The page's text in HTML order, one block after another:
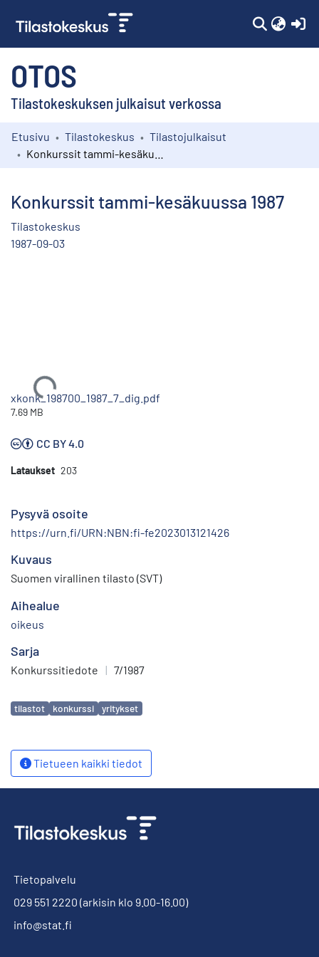
OTOS
Tilastokeskuksen julkaisut verkossa
Kokoelmat
Etusivu Tilastokeskus
Tilastojulkaisut
Konkurssit tammi-kesäkuussa 1987
Tilastokeskus
1987-09-03
Ladataan...
xkonk_198700_1987_7_dig.pdf
7.69 MB
CC BY 4.0
Lataukset 203
Pysyvä osoite
https://urn.fi/URN:NBN:fi-fe2023013121426
Kuvaus
Suomen virallinen tilasto (SVT)
Aihealue
oikeus
Sarja
Konkurssitiedote | 7/1987
Avainsanat
tilastot konkurssi yritykset
Tietueen kaikki tiedot
Tietopalvelu
029 551 2220 (arkisin klo 9.00-16.00)
info@stat.fi